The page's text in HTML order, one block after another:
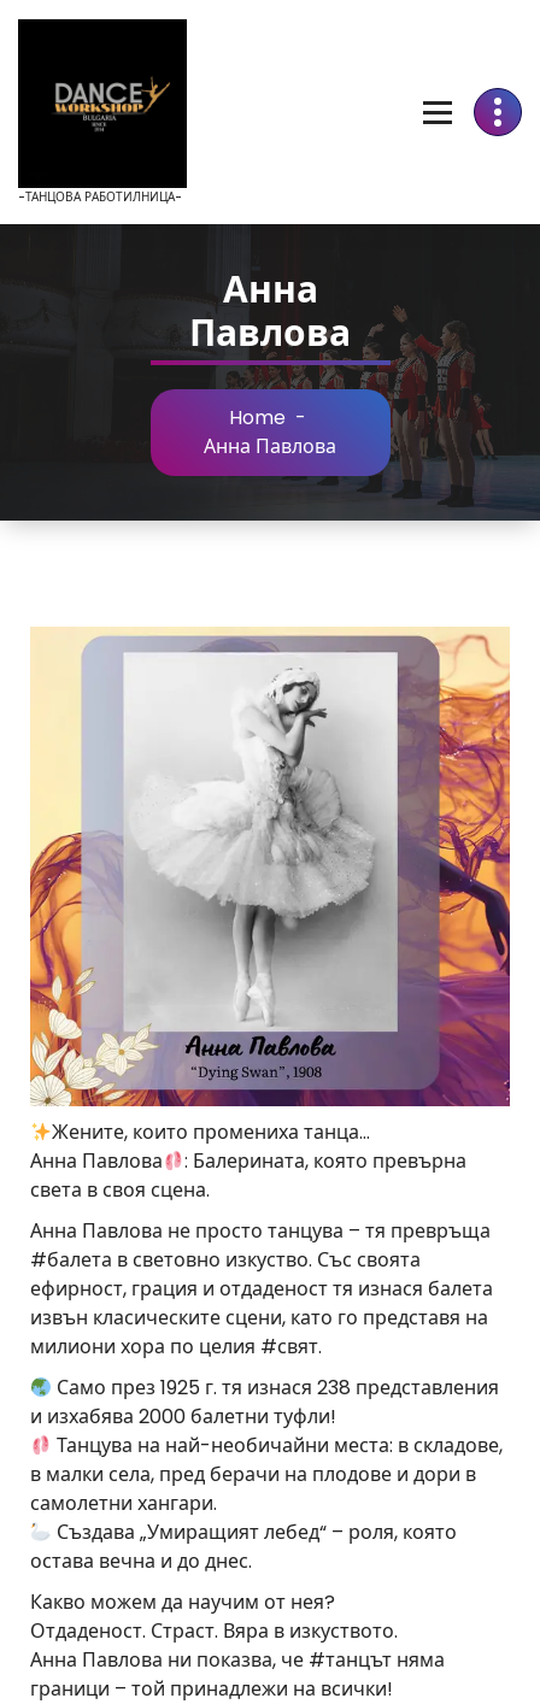
Skip
-ТАНЦОВА РАБОТИЛНИЦА-
Анна
Павлова
Home -
Анна Павлова
Жените, които промениха танца…
Анна Павлова
: Балерината, която превърна
света в своя сцена.
Анна Павлова не просто танцува – тя превръща
#балета в световно изкуство. Със своята
ефирност, грация и отдаденост тя изнася балета
извън класическите сцени, като го представя на
милиони хора по целия #свят.
Само през 1925 г. тя изнася 238 представления
и изхабява 2000 балетни туфли!
Танцува на най-необичайни места: в складове,
в малки села, пред берачи на плодове и дори в
самолетни хангари.
Създава „Умиращият лебед“ – роля, която
остава вечна и до днес.
Какво можем да научим от нея?
Отдаденост. Страст. Вяра в изкуството.
Анна Павлова ни показва, че #танцът няма
граници – той принадлежи на всички!